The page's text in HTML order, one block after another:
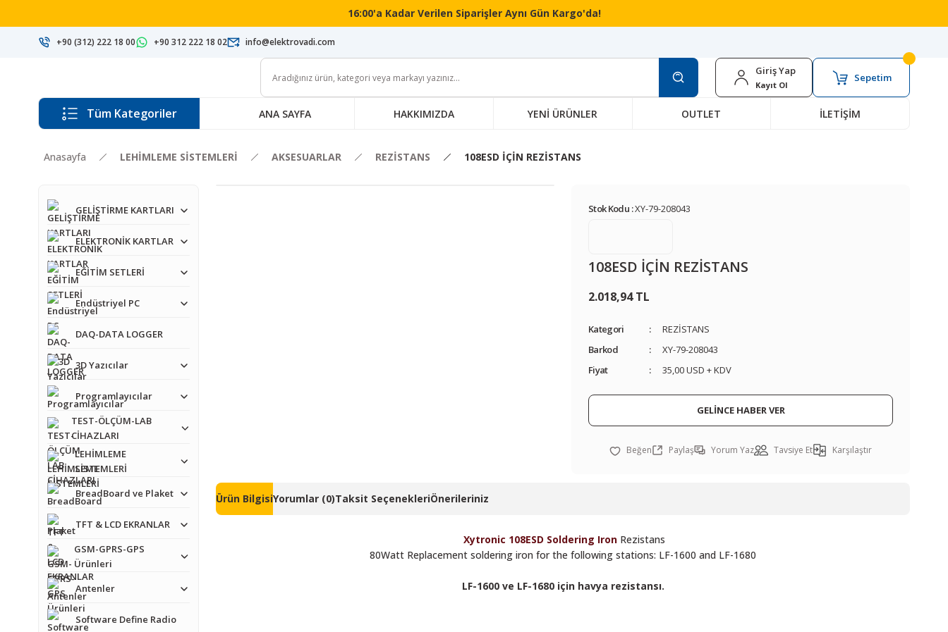
16:00'a Kadar Verilen Siparişler Aynı Gün Kargo'da!
+90 (312) 222 18 00 +90 312 222 18 02 info@elektrovadi.com
Giriş Yap
Kayıt Ol
Sepetim
Tüm Kategoriler ANA SAYFA HAKKIMIZDA YENİ ÜRÜNLER OUTLET İLETİŞİM
Anasayfa LEHİMLEME SİSTEMLERİ AKSESUARLAR REZİSTANS 108ESD İÇİN REZİSTANS
GELİŞTİRME KARTLARI
ELEKTRONİK KARTLAR
EĞİTİM SETLERİ
Endüstriyel PC
DAQ-DATA LOGGER
3D Yazıcılar
Programlayıcılar
TEST-ÖLÇÜM-LAB
CİHAZLARI
LEHİMLEME
SİSTEMLERİ
BreadBoard ve Plaket
TFT & LCD EKRANLAR
GSM-GPRS-GPS
Ürünleri
Antenler
Software Define Radio
Stok Kodu :XY-79-208043
108ESD İÇİN REZİSTANS
2.018,94 TL
Kategori
REZİSTANS
Barkod
XY-79-208043
Fiyat
35,00 USD + KDV
GELİNCE HABER VER
Paylaş Yorum Yaz Tavsiye Et Karşılaştır
Ürün BilgisiYorumlar (0)Taksit SeçenekleriÖnerileriniz
Xytronic 108ESD Soldering Iron Rezistans
80Watt Replacement soldering iron for the following stations: LF-1600 and LF-1680
LF-1600 ve LF-1680 için havya rezistansı.